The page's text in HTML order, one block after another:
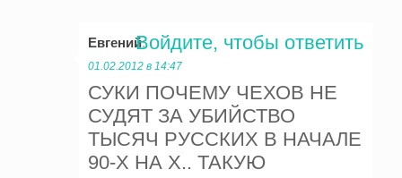
Евгений:
01.02.2012 в 14:47
СУКИ ПОЧЕМУ ЧЕХОВ НЕ
СУДЯТ ЗА УБИЙСТВО
ТЫСЯЧ РУССКИХ В НАЧАЛЕ
90-Х НА Х.. ТАКУЮ
Войдите, чтобы ответить